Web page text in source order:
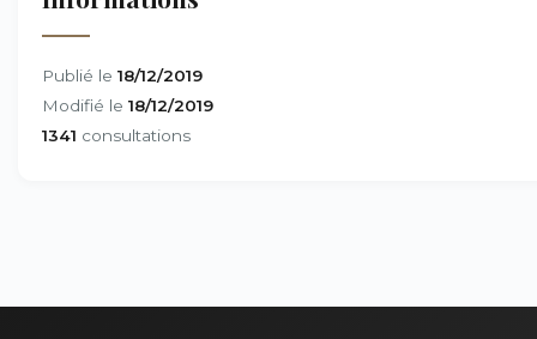
Publié le 18/12/2019
Modifié le 18/12/2019
1341 consultations